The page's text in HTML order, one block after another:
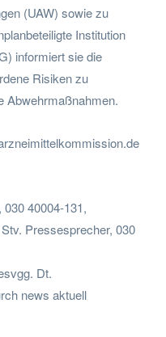
(UAW) sowie zu
Institution
informiert sie die
Risiken zu
Abwehrmaßnahmen.
40004-131,
Pressesprecher, 030
Dt.
news aktuell